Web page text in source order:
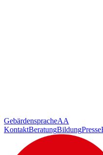
GebärdenspracheAA
KontaktBeratungBildungPresse